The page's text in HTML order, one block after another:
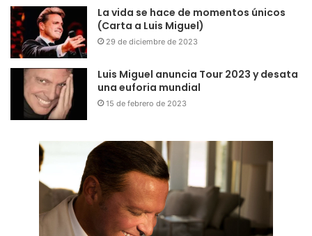
La vida se hace de momentos únicos
(Carta a Luis Miguel)
29 de diciembre de 2023
Luis Miguel anuncia Tour 2023 y desata
una euforia mundial
15 de febrero de 2023